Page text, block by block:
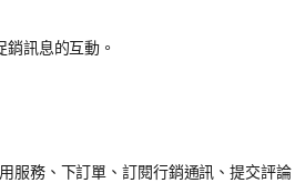
訊息的互動。
服務、下訂單、訂閱行銷通訊、提交評